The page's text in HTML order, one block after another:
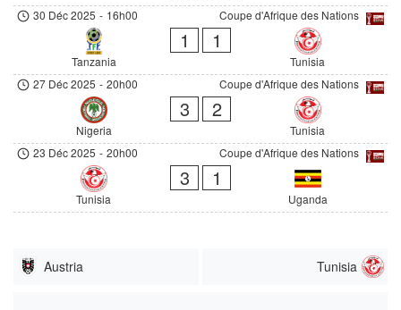
Coupe d'Afrique des Nations
30 Déc 2025 - 16h00
Tanzania
1 1
Tunisia
Coupe d'Afrique des Nations
27 Déc 2025 - 20h00
Nigeria
3 2
Tunisia
Coupe d'Afrique des Nations
23 Déc 2025 - 20h00
Tunisia
3 1
Uganda
Austria Tunisia